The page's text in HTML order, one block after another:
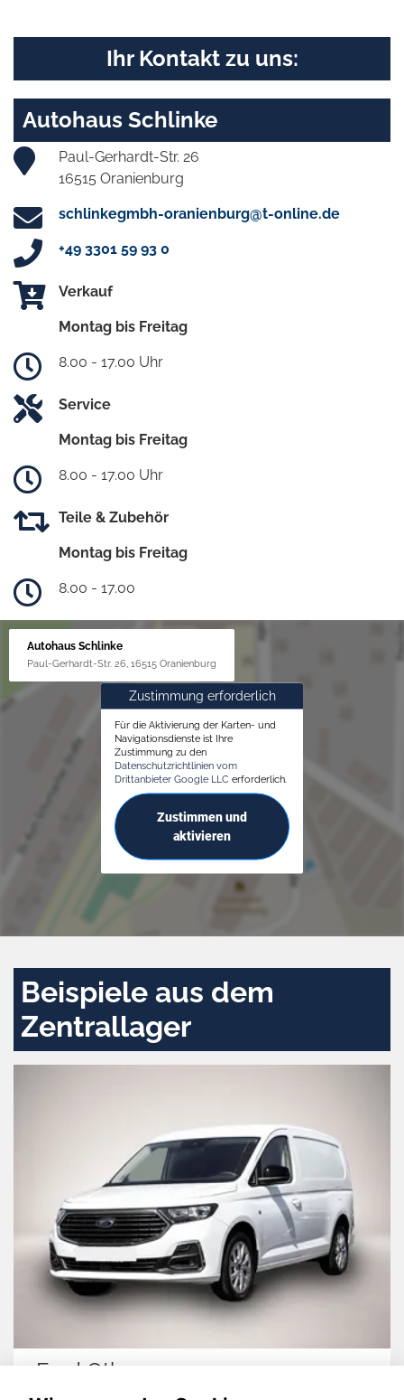
Ihr Kontakt zu uns:
Autohaus Schlinke
Paul-Gerhardt-Str. 26
16515 Oranienburg
schlinkegmbh-oranienburg@t-online.de
+49 3301 59 93 0
Verkauf
Montag bis Freitag
8.00 - 17.00 Uhr
Service
Montag bis Freitag
8.00 - 17.00 Uhr
Teile & Zubehör
Montag bis Freitag
8.00 - 17.00
Autohaus Schlinke
Paul-Gerhardt-Str. 26, 16515 Oranienburg
Zustimmung erforderlich
Für die Aktivierung der Karten- und
Navigationsdienste ist Ihre
Zustimmung zu den
Datenschutzrichtlinien vom
Drittanbieter Google LLC erforderlich.
Zustimmen und
aktivieren
Beispiele aus dem
Zentrallager
Ford Other